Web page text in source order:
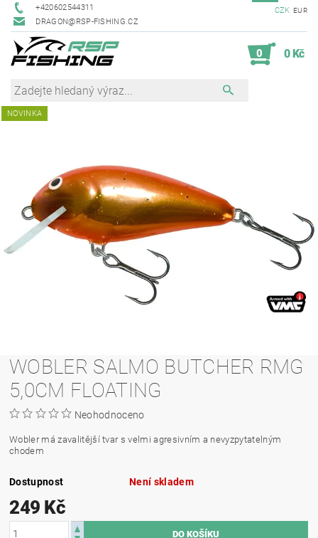
+420602544311
DRAGON@RSP-FISHING.CZ
CZK EUR
0 0 Kč
NOVINKA
WOBLER SALMO BUTCHER RMG
5,0CM FLOATING
Neohodnoceno
Wobler má zavalitější tvar s velmi agresivním a nevyzpytatelným
chodem
Dostupnost Není skladem
249 Kč